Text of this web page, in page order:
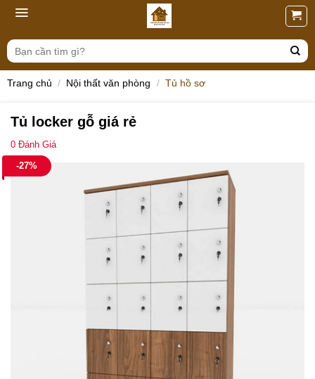
Skip
content
Tìm
kiếm:
Trang chủ / Nội thất văn phòng / Tủ hồ sơ
Tủ locker gỗ giá rẻ
0 Đánh Giá
-27%